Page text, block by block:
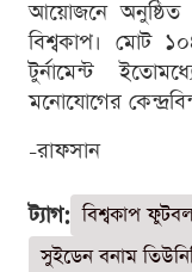
আয়োজনে অনুষ্ঠিত
বিশ্বকাপ। মোট
টুর্নামেন্ট
মনোযোগের
-রাফসান
ট্যাগ: বিশ্বকাপ
সুইডেন বনাম